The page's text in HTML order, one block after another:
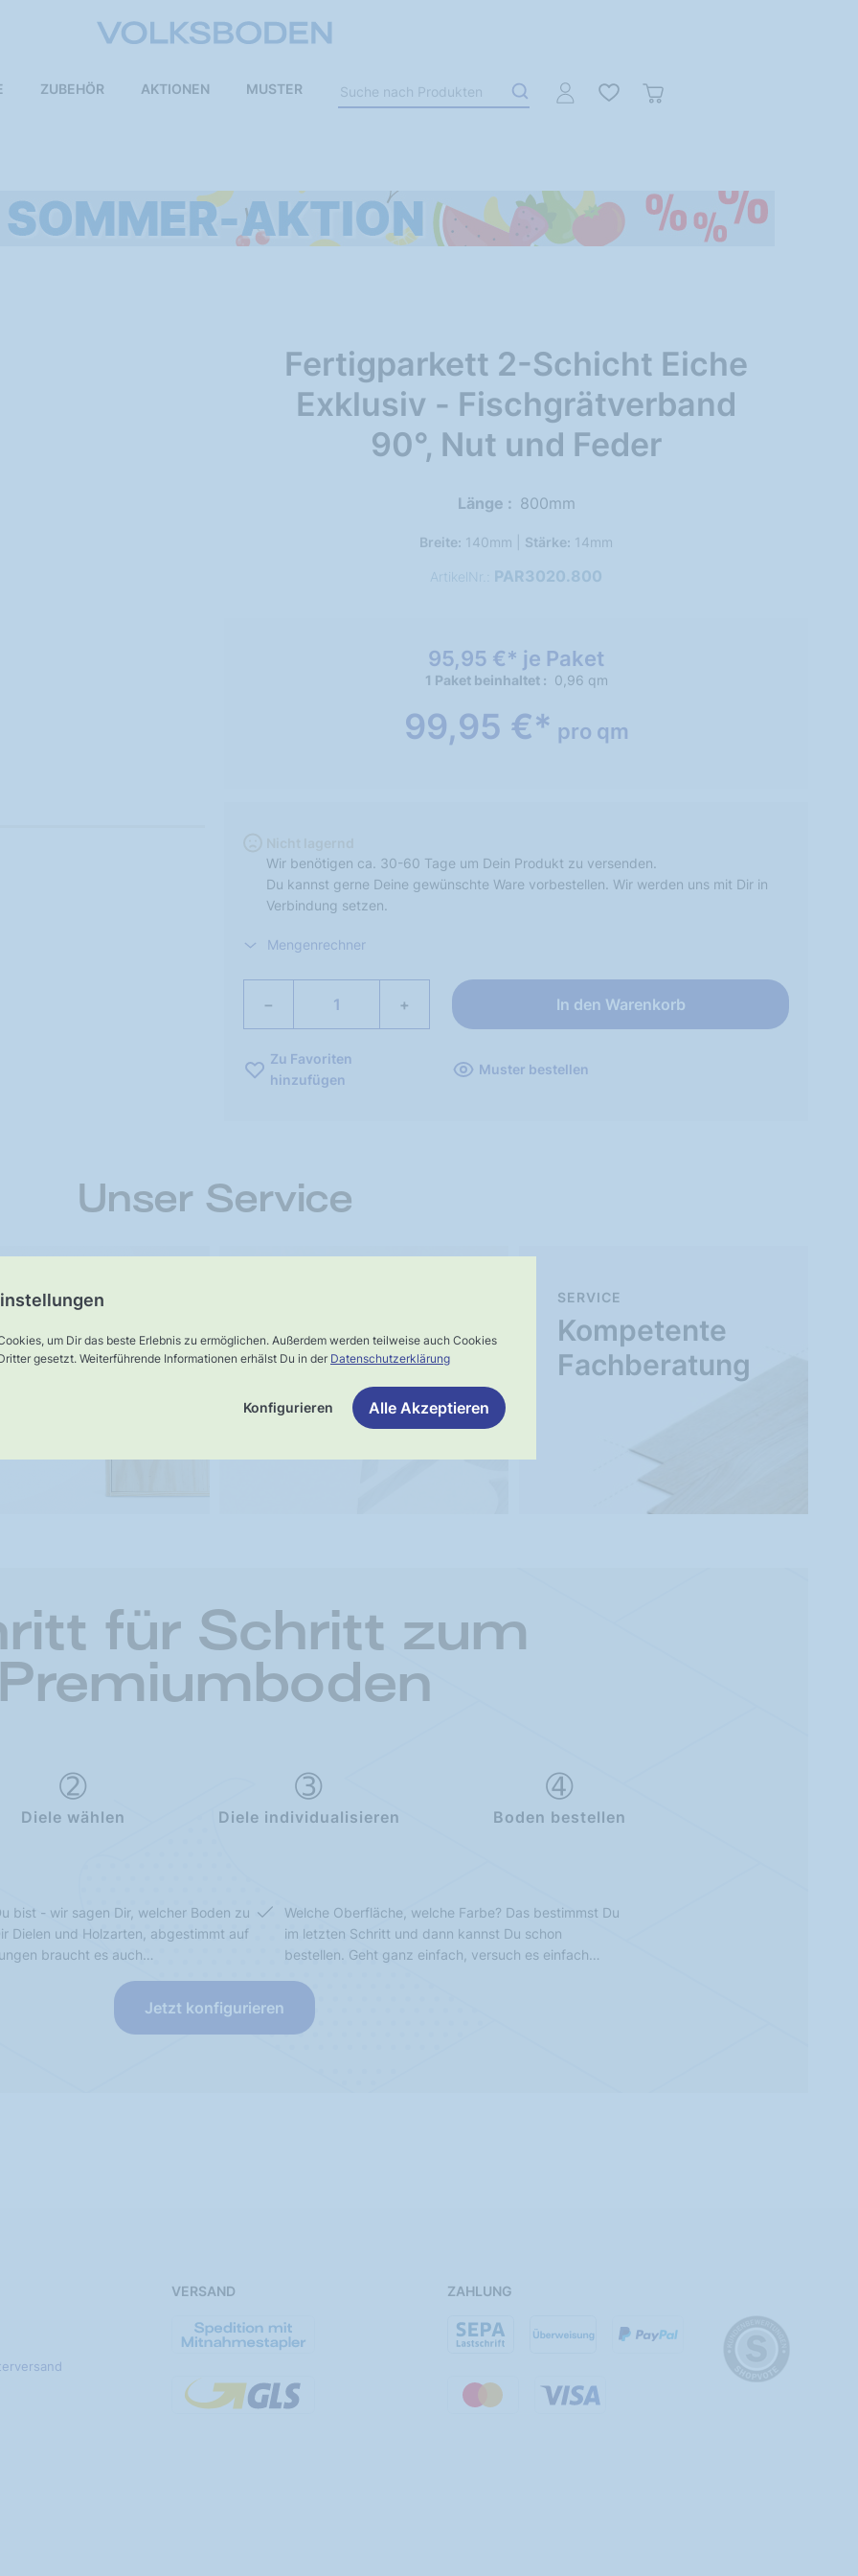
um Dir das beste Erlebnis zu ermöglichen. Außerdem werden teilweise auch Cookies
gesetzt. Weiterführende Informationen erhälst Du in der Datenschutzerklärung
Konfigurieren Alle Akzeptieren
ZUBEHÖR AKTIONEN MUSTER
Fertigparkett 2-Schicht Eiche
Exklusiv - Fischgrätverband
90°, Nut und Feder
Länge 800mm
Breite: 140mm | Stärke: 14mm
ArtikelNr.: PAR3020.800
95,95 €* je Paket
1 Paket beinhaltet 0,96 qm
99,95 €* pro qm
Wir benötigen ca. 30-60 Tage um Dein Produkt zu versenden.
Du kannst gerne Deine gewünschte Ware vorbestellen. Wir werden uns mit Dir in
Verbindung setzen.
Mengenrechner
− + In den Warenkorb
Zu Favoriten
hinzufügen
Muster bestellen
Unser Service
Schnelle,
verlässliche
Lieferung
Kompetente
Fachberatung
SERVICE
für Schritt zum
Premiumboden
Diele wählen Diele individualisieren Boden bestellen
bist - wir sagen Dir, welcher Boden zu
Dielen und Holzarten, abgestimmt auf
braucht es auch…
Welche Oberfläche, welche Farbe? Das bestimmst Du
im letzten Schritt und dann kannst Du schon
bestellen. Geht ganz einfach, versuch es einfach…
Jetzt konfigurieren
VERSAND ZAHLUNG